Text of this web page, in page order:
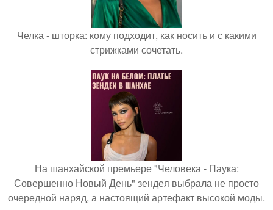
Челка - шторка: кому подходит, как носить и с какими
стрижками сочетать.
На шанхайской премьере "Человека - Паука:
Совершенно Новый День" зендея выбрала не просто
очередной наряд, а настоящий артефакт высокой моды.